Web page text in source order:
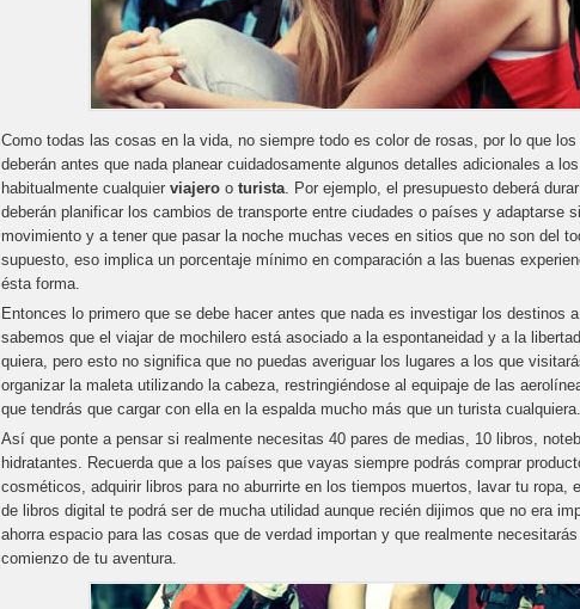
Como todas las cosas en la vida, no siempre todo es color de rosas, por lo que los
deberán antes que nada planear cuidadosamente algunos detalles adicionales a
habitualmente cualquier viajero o turista. Por ejemplo, el presupuesto deberá
deberán planificar los cambios de transporte entre ciudades o países y adaptarse
movimiento y a tener que pasar la noche muchas veces en sitios que no son del
supuesto, eso implica un porcentaje mínimo en comparación a las buenas
ésta forma.
Entonces lo primero que se debe hacer antes que nada es investigar los destinos
sabemos que el viajar de mochilero está asociado a la espontaneidad y a la
quiera, pero esto no significa que no puedas averiguar los lugares a los que
organizar la maleta utilizando la cabeza, restringiéndose al equipaje de las
que tendrás que cargar con ella en la espalda mucho más que un turista cualquiera.
Así que ponte a pensar si realmente necesitas 40 pares de medias, 10 libros,
hidratantes. Recuerda que a los países que vayas siempre podrás comprar
cosméticos, adquirir libros para no aburrirte en los tiempos muertos, lavar tu ropa,
de libros digital te podrá ser de mucha utilidad aunque recién dijimos que no era
ahorra espacio para las cosas que de verdad importan y que realmente
comienzo de tu aventura.